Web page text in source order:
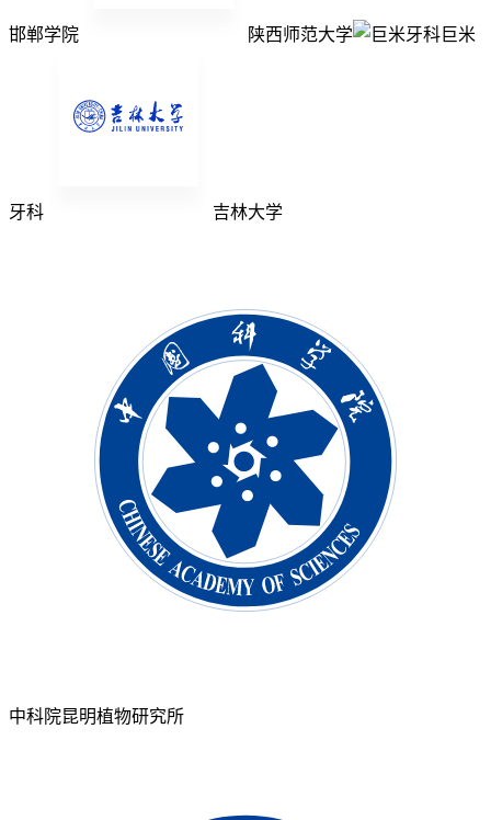
邯郸学院 陕西师范大学 巨米
牙科 吉林大学
中科院昆明植物研究所